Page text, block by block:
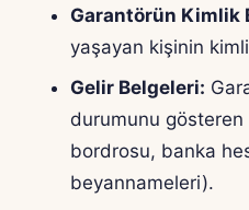
Garantörün Kimlik
yaşayan kişinin
Gelir Belgeleri:
durumunu
bordrosu, banka
beyannameleri).